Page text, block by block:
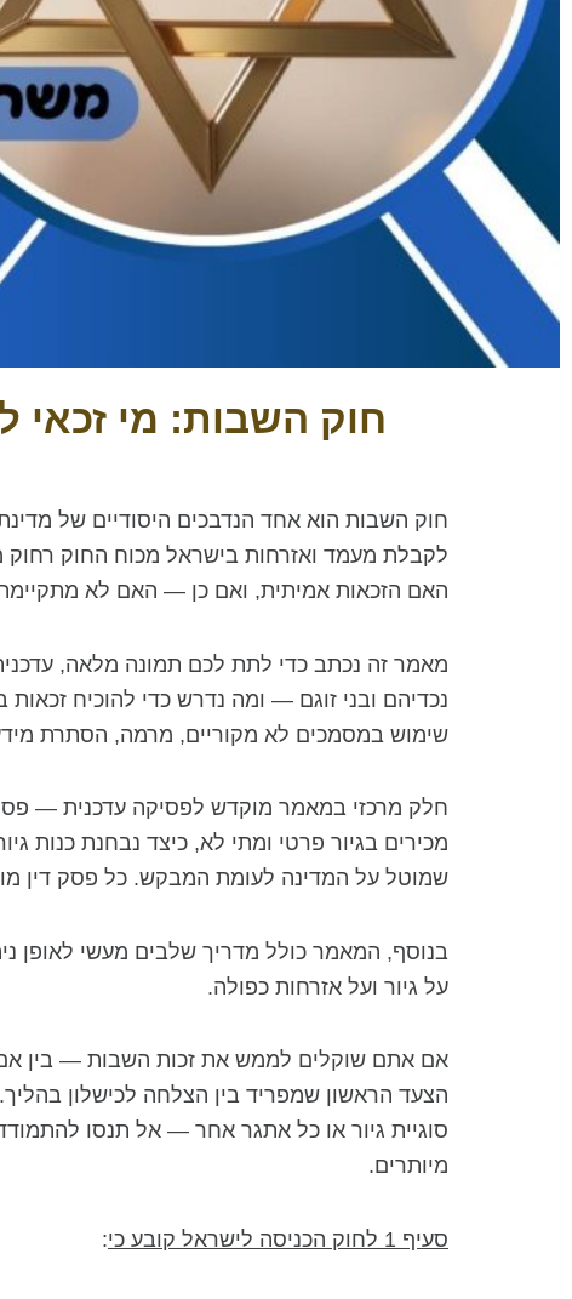
חוק השבות: מי זכאי
חוק השבות הוא אחד הנדבכים היסודיים של
לקבלת מעמד ואזרחות בישראל מכוח החוק
האם הזכאות אמיתית, ואם כן — האם לא
מאמר זה נכתב כדי לתת לכם תמונה מלאה,
נכדיהם ובני זוגם — ומה נדרש כדי להוכיח
שימוש במסמכים לא מקוריים, מרמה, הסתרת
מכירים בגיור פרטי ומתי לא, כיצד נבחנת
שמוטל על המדינה לעומת המבקש. כל פסק דין
בנוסף, המאמר כולל מדריך שלבים מעשי לאופן
על גיור ועל אזרחות כפולה.
אם אתם שוקלים לממש את זכות השבות — בין
הצעד הראשון שמפריד בין הצלחה לכישלון
סוגיית גיור או כל אתגר אחר — אל תנסו
מיותרים.
סעיף 1 לחוק הכניסה לישראל קובע כי :